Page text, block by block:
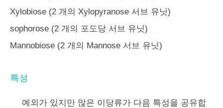
Xylobiose (2 개의 Xylopyranose 서브 유닛)
sophorose (2 개의 포도당 서브 유닛)
Mannobiose (2 개의 Mannose 서브 유닛)
특성
예외가 있지만 많은 이당류가 다음 특성을 공유합